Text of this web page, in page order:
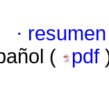
·
(
pdf